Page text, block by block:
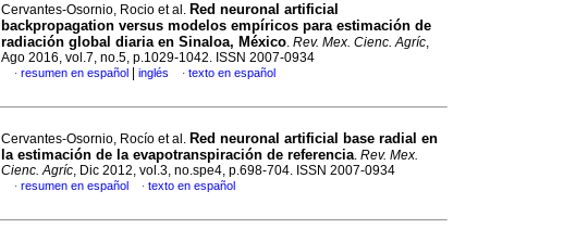
Cervantes-Osornio, Rocio et al. Red neuronal artificial
backpropagation versus modelos empíricos para estimación de
radiación global diaria en Sinaloa, México. Rev. Mex. Cienc. Agríc,
Ago 2016, vol.7, no.5, p.1029-1042. ISSN 2007-0934
· resumen en español inglés · texto en español
Cervantes-Osornio, Rocío et al. Red neuronal artificial base radial en
la estimación de la evapotranspiración de referencia. Rev. Mex.
Cienc. Agríc, Dic 2012, vol.3, no.spe4, p.698-704. ISSN 2007-0934
· resumen en español · texto en español